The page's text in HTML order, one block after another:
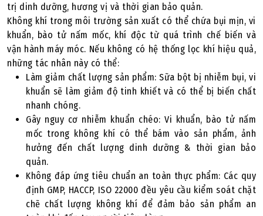
trị dinh dưỡng, hương vị và thời gian bảo quản.
Không khí trong môi trường sản xuất có thể chứa bụi mịn, vi
khuẩn, bào tử nấm mốc, khí độc từ quá trình chế biến và
vận hành máy móc. Nếu không có hệ thống lọc khí hiệu quả,
những tác nhân này có thể:
Làm giảm chất lượng sản phẩm: Sữa bột bị nhiễm bụi, vi
khuẩn sẽ làm giảm độ tinh khiết và có thể bị biến chất
nhanh chóng.
Gây nguy cơ nhiễm khuẩn chéo: Vi khuẩn, bào tử nấm
mốc trong không khí có thể bám vào sản phẩm, ảnh
hưởng đến chất lượng dinh dưỡng & thời gian bảo
quản.
Không đáp ứng tiêu chuẩn an toàn thực phẩm: Các quy
định GMP, HACCP, ISO 22000 đều yêu cầu kiểm soát chặt
chẽ chất lượng không khí để đảm bảo sản phẩm an